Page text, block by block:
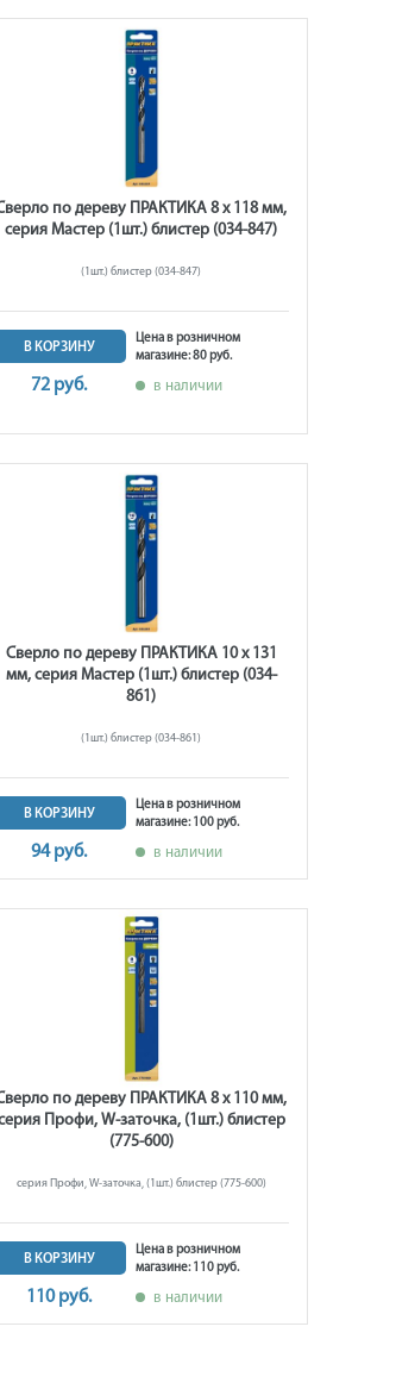
по дереву ПРАКТИКА 8 х 118 мм,
серия Мастер (1шт.) блистер (034-847)
(1шт.) блистер (034-847)
В КОРЗИНУ
72 руб.
Цена в розничном
магазине: 80 руб.
в наличии
Сверло по дереву ПРАКТИКА 10 х 131
мм, серия Мастер (1шт.) блистер (034-
861)
(1шт.) блистер (034-861)
В КОРЗИНУ
94 руб.
Цена в розничном
магазине: 100 руб.
в наличии
по дереву ПРАКТИКА 8 х 110 мм,
Профи, W-заточка, (1шт.) блистер
(775-600)
серия Профи, W-заточка, (1шт.) блистер (775-600)
В КОРЗИНУ
110 руб.
Цена в розничном
магазине: 110 руб.
в наличии